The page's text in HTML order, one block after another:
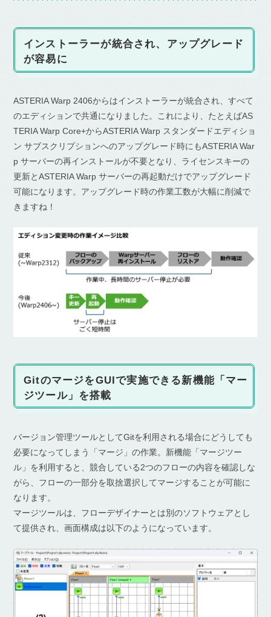
インストーラーが統合され、アップグレード
が容易に
ASTERIA Warp 2406からはインストーラーが統合され、すべて
のエディションで共通になりました。これにより、たとえばAS
TERIA Warp Core+からASTERIA Warp スタンダードエディショ
ン サブスクリプションへのアップグレード時にもASTERIA War
p サーバーの再インストールが不要となり、ライセンスキーの
更新とASTERIA Warp サーバーの再起動だけでアップグレード
可能になります。アップグレード時の作業工数が大幅に削減で
きますね！
GitのマージをGUIで実施できる新機能「マー
ジツール」を搭載
バージョン管理ツールとしてGitを利用される場合にどうしても
必要になってしまう「マージ」の作業。新機能「マージツー
ル」を利用すると、競合している2つのフローの内容を確認しな
がら、フローの一部分を取捨選択してマージすることが可能に
なります。
マージツールは、フローデザイナーとは別のソフトウェアとし
て提供され、画面構成は以下のようになっています。